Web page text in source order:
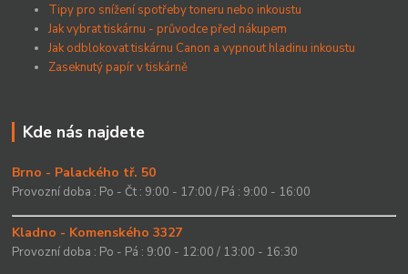
Tipy pro snížení spotřeby toneru nebo inkoustu
Jak vybrat tiskárnu - průvodce před nákupem
Jak odblokovat tiskárnu Canon a vypnout hladinu inkoustu
Zaseknutý papír v tiskárně
Kde nás najdete
Brno - Palackého tř. 50
Provozní doba : Po - Čt : 9:00 - 17:00 / Pá : 9:00 - 16:00
Kladno - Komenského 3327
Provozní doba : Po - Pá : 9:00 - 12:00 / 13:00 - 16:30